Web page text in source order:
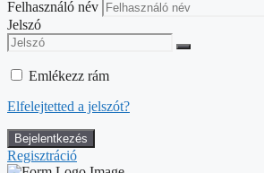
Felhasználó név
Jelszó
Emlékezz rám
Elfelejtetted a jelszót?
Regisztráció